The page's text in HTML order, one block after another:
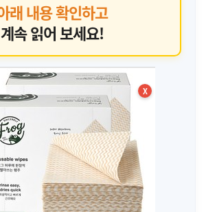
래 내용 확인하고
계속 읽어 보세요!
X